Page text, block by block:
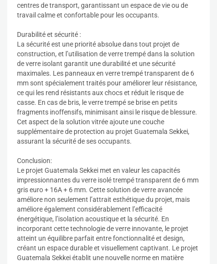
centres de transport, garantissant un espace de vie ou de
travail calme et confortable pour les occupants.
Durabilité et sécurité :
La sécurité est une priorité absolue dans tout projet de
construction, et l’utilisation de verre trempé dans la solution
de verre isolant garantit une durabilité et une sécurité
maximales. Les panneaux en verre trempé transparent de 6
mm sont spécialement traités pour améliorer leur résistance,
ce qui les rend résistants aux chocs et réduit le risque de
casse. En cas de bris, le verre trempé se brise en petits
fragments inoffensifs, minimisant ainsi le risque de blessure.
Cet aspect de la solution vitrée ajoute une couche
supplémentaire de protection au projet Guatemala Sekkei,
assurant la sécurité de ses occupants.
Conclusion:
Le projet Guatemala Sekkei met en valeur les capacités
impressionnantes du verre isolé trempé transparent de 6 mm
gris euro + 16A + 6 mm. Cette solution de verre avancée
améliore non seulement l’attrait esthétique du projet, mais
améliore également considérablement l’efficacité
énergétique, l’isolation acoustique et la sécurité. En
incorporant cette technologie de verre innovante, le projet
atteint un équilibre parfait entre fonctionnalité et design,
créant un espace durable et visuellement captivant. Le projet
Guatemala Sekkei établit une nouvelle norme en matière